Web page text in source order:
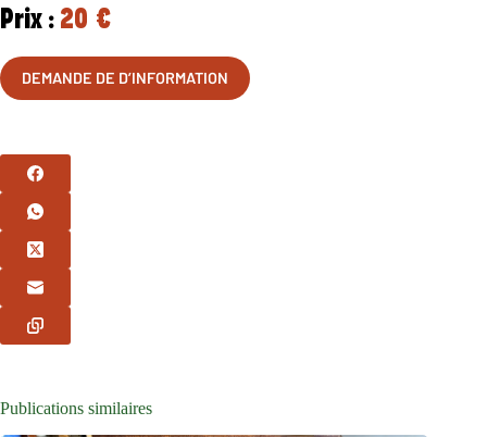
Prix : 20 €
DEMANDE DE D’INFORMATION
Publications similaires